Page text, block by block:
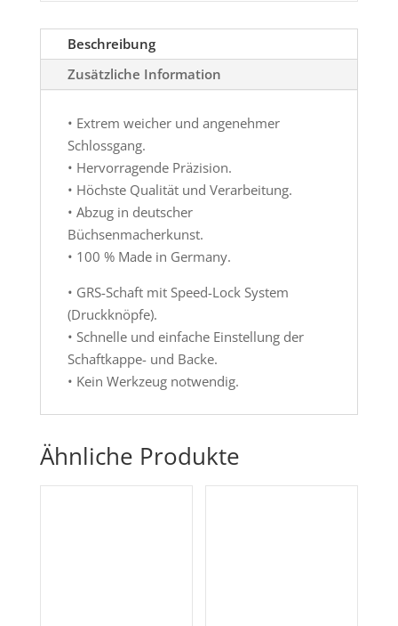
Beschreibung
Zusätzliche Information
• Extrem weicher und angenehmer
Schlossgang.
• Hervorragende Präzision.
• Höchste Qualität und Verarbeitung.
• Abzug in deutscher
Büchsenmacherkunst.
• 100 % Made in Germany.
• GRS-Schaft mit Speed-Lock System
(Druckknöpfe).
• Schnelle und einfache Einstellung der
Schaftkappe- und Backe.
• Kein Werkzeug notwendig.
Ähnliche Produkte